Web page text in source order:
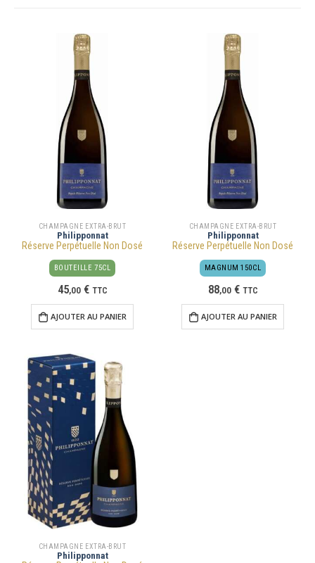
CHAMPAGNE EXTRA-BRUT
Philipponnat
Réserve Perpétuelle Non Dosé
BOUTEILLE 75CL
45,00 € TTC
AJOUTER AU PANIER
CHAMPAGNE EXTRA-BRUT
Philipponnat
Réserve Perpétuelle Non Dosé
MAGNUM 150CL
88,00 € TTC
AJOUTER AU PANIER
CHAMPAGNE EXTRA-BRUT
Philipponnat